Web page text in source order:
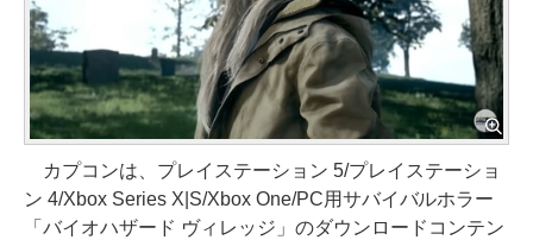
カプコンは、プレイステーション 5/プレイステーショ
ン 4/Xbox Series X|S/Xbox One/PC用サバイバルホラー
「バイオハザード ヴィレッジ」のダウンロードコンテン